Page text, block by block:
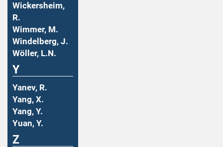
Wickersheim,
R.
Wimmer, M.
Windelberg, J.
Wöller, L.N.
Y
Yanev, R.
Yang, X.
Yang, Y.
Yuan, Y.
Z